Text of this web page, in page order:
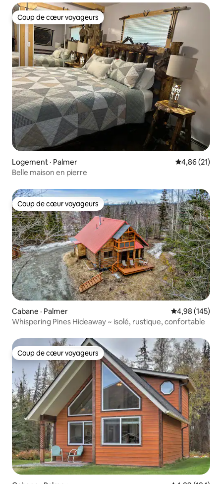
Coup de cœur voyageurs
Coup de cœur voyageurs
Logement · Palmer Note
4,86 (21)
Belle maison en pierre
Coup de cœur voyageurs
Coup de cœur voyageurs
Cabane · Palmer Note
4,98 (145)
Whispering Pines Hideaway ~ isolé, rustique, confortable
Coup de cœur voyageurs
Coup de cœur voyageurs